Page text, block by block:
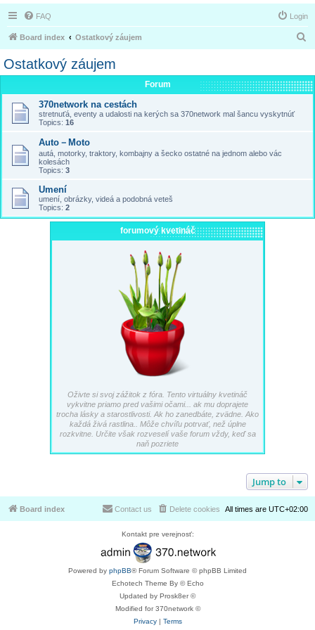
FAQ Login
Board index Ostatkový záujem
r
Ostatkový záujem
Forum
370network na cestách
stretnuťá, eventy a udalosti na kerých sa 370network mal šancu vyskytnúť
Topics: 16
Auto－Moto
autá, motorky, traktory, kombajny a šecko ostatné na jednom alebo vác
kolesách
Topics: 3
Umení
umení, obrázky, videá a podobná veteš
Topics: 2
forumový kvetináč
Oživte si svoj zážitok z fóra. Tento virtuálny kvetináč
vykvitne priamo pred vašimi očami... ak mu doprajete
trocha lásky a starostlivosti. Ak ho zanedbáte, zvädne. Ako
každá živá rastlina.. Môže chvíľu potrvať, než úplne
rozkvitne. Určite však rozveselí vaše forum vždy, keď sa
naň pozriete
Jump to
Board index All times are UTC+02:00
Delete cookies
Contact us
Kontakt pre verejnosť:
Powered by phpBB® Forum Software © phpBB Limited
Echotech Theme By © Echo
Updated by Prosk8er ©
Modified for 370network ©
Privacy| Terms